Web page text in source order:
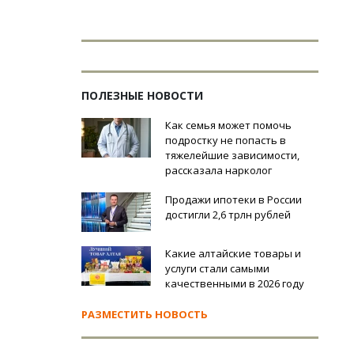
ПОЛЕЗНЫЕ НОВОСТИ
Как семья может помочь
подростку не попасть в
тяжелейшие зависимости,
рассказала нарколог
Продажи ипотеки в России
достигли 2,6 трлн рублей
Какие алтайские товары и
услуги стали самыми
качественными в 2026 году
РАЗМЕСТИТЬ НОВОСТЬ